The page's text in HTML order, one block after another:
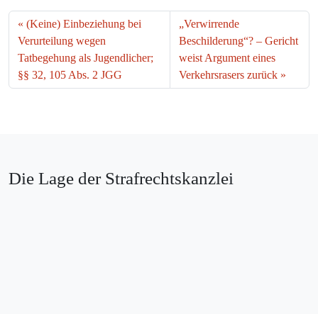
(Keine) Einbeziehung bei
Verurteilung wegen
Tatbegehung als Jugendlicher;
§§ 32, 105 Abs. 2 JGG
„Verwirrende
Beschilderung“? – Gericht
weist Argument eines
Verkehrsrasers zurück
Die Lage der Strafrechtskanzlei